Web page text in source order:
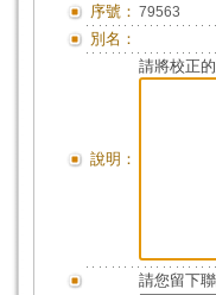
序號： 79563
別名：
說明：
請將校正
請您留下